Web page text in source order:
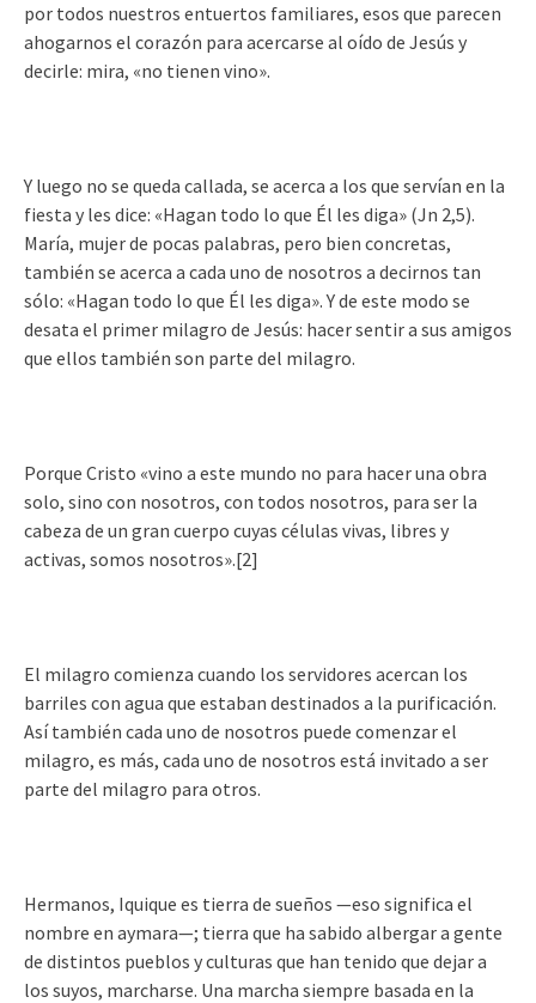
por todos nuestros entuertos familiares, esos que parecen
ahogarnos el corazón para acercarse al oído de Jesús y
decirle: mira, «no tienen vino».
Y luego no se queda callada, se acerca a los que servían en la
fiesta y les dice: «Hagan todo lo que Él les diga» (Jn 2,5).
María, mujer de pocas palabras, pero bien concretas,
también se acerca a cada uno de nosotros a decirnos tan
sólo: «Hagan todo lo que Él les diga». Y de este modo se
desata el primer milagro de Jesús: hacer sentir a sus amigos
que ellos también son parte del milagro.
Porque Cristo «vino a este mundo no para hacer una obra
solo, sino con nosotros, con todos nosotros, para ser la
cabeza de un gran cuerpo cuyas células vivas, libres y
activas, somos nosotros».[2]
El milagro comienza cuando los servidores acercan los
barriles con agua que estaban destinados a la purificación.
Así también cada uno de nosotros puede comenzar el
milagro, es más, cada uno de nosotros está invitado a ser
parte del milagro para otros.
Hermanos, Iquique es tierra de sueños —eso significa el
nombre en aymara—; tierra que ha sabido albergar a gente
de distintos pueblos y culturas que han tenido que dejar a
los suyos, marcharse. Una marcha siempre basada en la